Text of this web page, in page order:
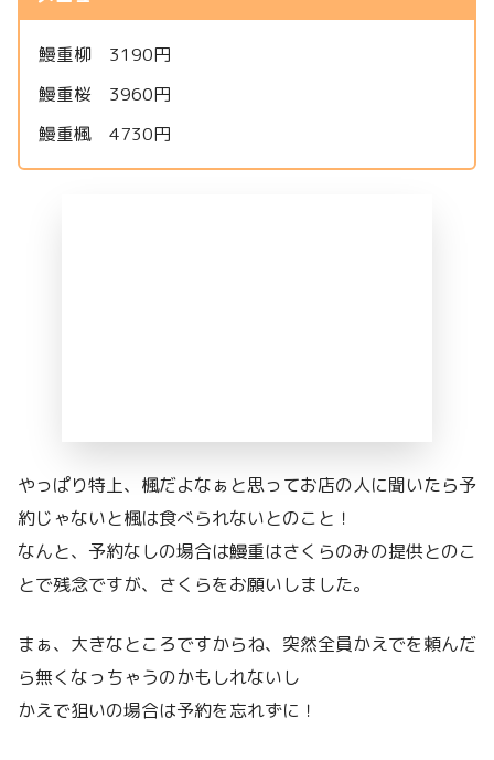
鰻重柳 3190円
鰻重桜 3960円
鰻重楓 4730円
やっぱり特上、楓だよなぁと思ってお店の人に聞いたら予
約じゃないと楓は食べられないとのこと！
なんと、予約なしの場合は鰻重はさくらのみの提供とのこ
とで残念ですが、さくらをお願いしました。
まぁ、大きなところですからね、突然全員かえでを頼んだ
ら無くなっちゃうのかもしれないし
かえで狙いの場合は予約を忘れずに！